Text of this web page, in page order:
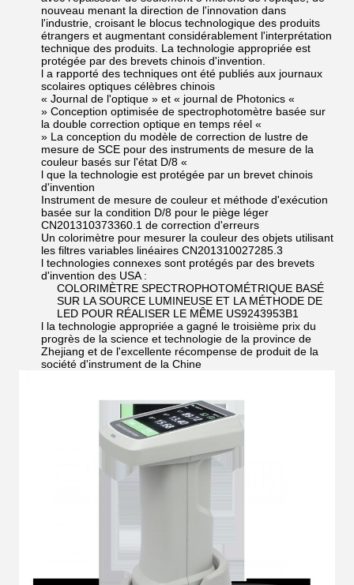
nouveau menant la direction de l'innovation dans
l'industrie, croisant le blocus technologique des produits
étrangers et augmentant considérablement l'interprétation
technique des produits. La technologie appropriée est
protégée par des brevets chinois d'invention.
l a rapporté des techniques ont été publiés aux journaux
scolaires optiques célèbres chinois
« Journal de l'optique » et « journal de Photonics «
» Conception optimisée de spectrophotomètre basée sur
la double correction optique en temps réel «
» La conception du modèle de correction de lustre de
mesure de SCE pour des instruments de mesure de la
couleur basés sur l'état D/8 «
l que la technologie est protégée par un brevet chinois
d'invention
Instrument de mesure de couleur et méthode d'exécution
basée sur la condition D/8 pour le piège léger
CN201310373360.1 de correction d'erreurs
Un colorimètre pour mesurer la couleur des objets utilisant
les filtres variables linéaires CN201310027285.3
l technologies connexes sont protégés par des brevets
d'invention des USA :
COLORIMÈTRE SPECTROPHOTOMÉTRIQUE BASÉ
SUR LA SOURCE LUMINEUSE ET LA MÉTHODE DE
LED POUR RÉALISER LE MÊME US9243953B1
l la technologie appropriée a gagné le troisième prix du
progrès de la science et technologie de la province de
Zhejiang et de l'excellente récompense de produit de la
société d'instrument de la Chine